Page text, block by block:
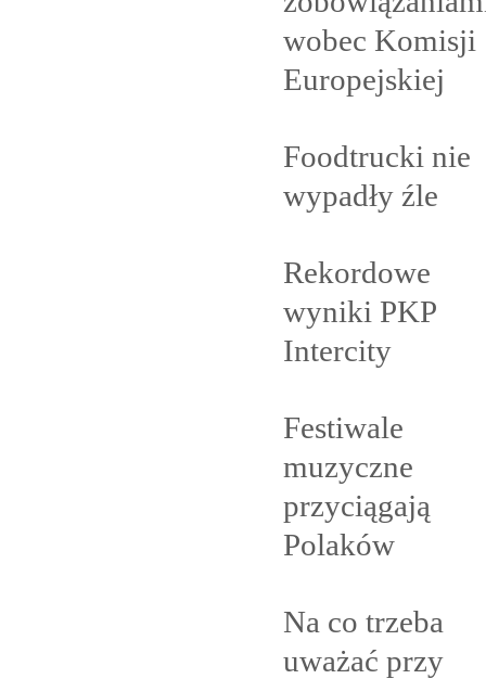
wobec Komisji
Europejskiej
Foodtrucki nie
wypadły źle
Rekordowe
wyniki PKP
Intercity
Festiwale
muzyczne
przyciągają
Polaków
Na co trzeba
uważać przy